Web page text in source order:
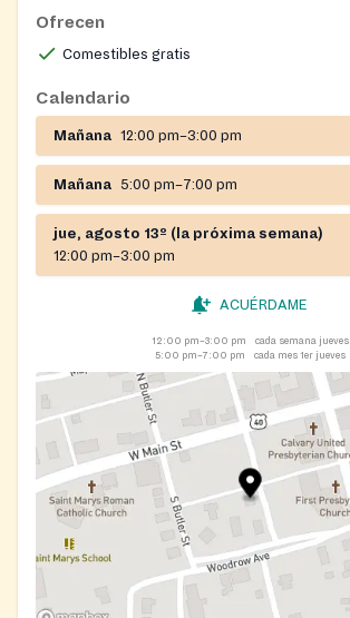
Ofrecen
Comestibles gratis
Calendario
Mañana 12:00 pm–3:00 pm
Mañana 5:00 pm–7:00 pm
jue, agosto 13º (la próxima semana)
12:00 pm–3:00 pm
ACUÉRDAME
12:00 pm–3:00 pm
cada semana jueves
5:00 pm–7:00 pm
cada mes 1er jueves